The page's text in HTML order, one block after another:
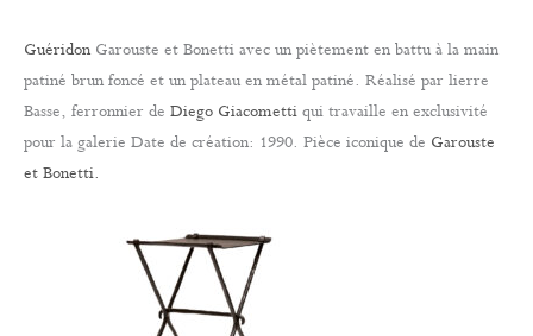
Guéridon Garouste et Bonetti avec un piètement en battu à la main
patiné brun foncé et un plateau en métal patiné. Réalisé par lierre
Basse, ferronnier de Diego Giacometti qui travaille en exclusivité
pour la galerie Date de création: 1990. Pièce iconique de Garouste
et Bonetti.